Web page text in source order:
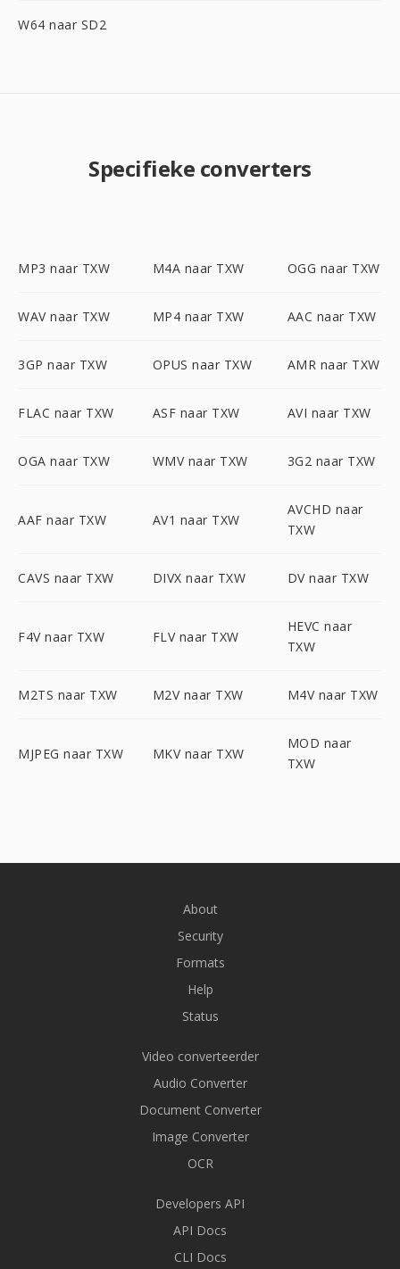
W64 naar SD2
Specifieke converters
MP3 naar TXW M4A naar TXW OGG naar TXW
WAV naar TXW MP4 naar TXW AAC naar TXW
3GP naar TXW OPUS naar TXW AMR naar TXW
FLAC naar TXW ASF naar TXW AVI naar TXW
OGA naar TXW WMV naar TXW 3G2 naar TXW
AAF naar TXW AV1 naar TXW
AVCHD naar
TXW
CAVS naar TXW DIVX naar TXW DV naar TXW
F4V naar TXW FLV naar TXW
HEVC naar
TXW
M2TS naar TXW M2V naar TXW M4V naar TXW
MJPEG naar TXW MKV naar TXW
MOD naar
TXW
About
Security
Formats
Help
Status
Video converteerder
Audio Converter
Document Converter
Image Converter
OCR
Developers API
API Docs
CLI Docs